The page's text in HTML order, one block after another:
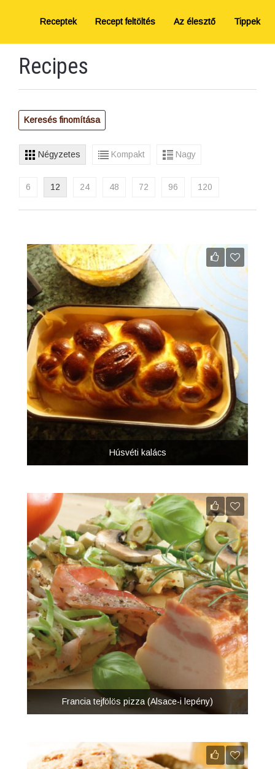
Receptek Recept feltöltés Az élesztő Tippek
Recipes
Keresés finomítása
Négyzetes Kompakt Nagy
6 12 24 48 72 96 120
Húsvéti kalács
Francia tejfölös pizza (Alsace-i lepény)